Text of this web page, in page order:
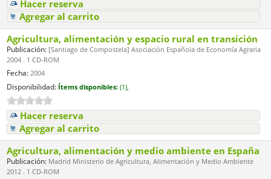
Hacer reserva
Agregar al carrito
Agricultura, alimentación y espacio rural en transición
Publicación: [Santiago de Compostela] Asociación Española de Economía Agraria
2004 . 1 CD-ROM
Fecha: 2004
Disponibilidad: Ítems disponibles: (1),
Hacer reserva
Agregar al carrito
Agricultura, alimentación y medio ambiente en España
Publicación: Madrid Ministerio de Agricultura, Alimentación y Medio Ambiente
2012 . 1 CD-ROM